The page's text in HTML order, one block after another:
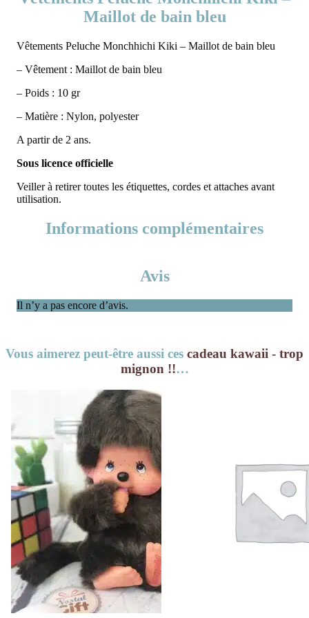
Maillot de bain bleu
Vêtements Peluche Monchhichi Kiki – Maillot de bain bleu
– Vêtement : Maillot de bain bleu
– Poids : 10 gr
– Matière : Nylon, polyester
A partir de 2 ans.
Sous licence officielle
Veiller à retirer toutes les étiquettes, cordes et attaches avant
utilisation.
Informations complémentaires
Avis
Il n’y a pas encore d’avis.
Vous aimerez peut-être aussi ces cadeau kawaii - trop
mignon !!…